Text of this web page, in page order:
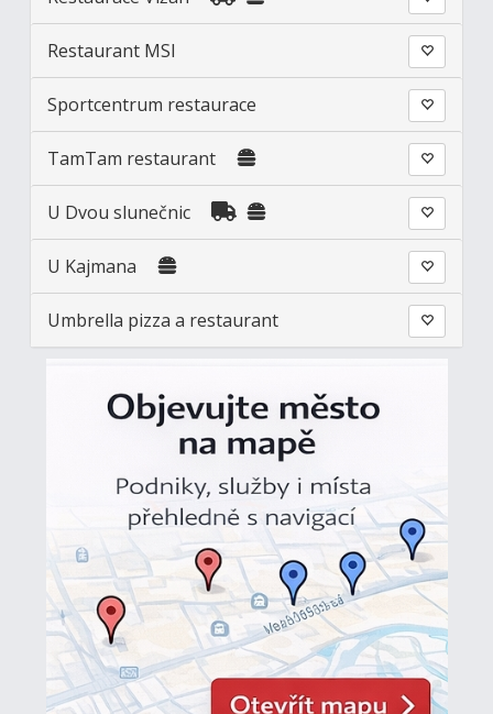
Restaurant MSI
Sportcentrum restaurace
TamTam restaurant
U Dvou slunečnic
U Kajmana
Umbrella pizza a restaurant